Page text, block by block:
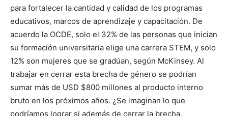
para fortalecer la cantidad y calidad de los programas
educativos, marcos de aprendizaje y capacitación. De
acuerdo la OCDE, solo el 32% de las personas que inician
su formación universitaria elige una carrera STEM, y solo
12% son mujeres que se gradúan, según McKinsey. Al
trabajar en cerrar esta brecha de género se podrían
sumar más de USD $800 millones al producto interno
bruto en los próximos años. ¿Se imaginan lo que
podríamos lograr si además de cerrar la brecha,